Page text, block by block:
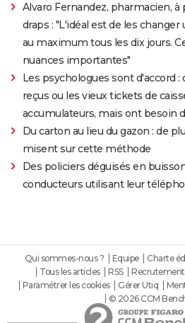
Alvaro Fernandez, pharmacien, à
draps : "L'idéal est de les
au maximum tous les dix jours.
nuances importantes"
Les psychologues sont d'accord
reçus ou les vieux tickets de
accumulateurs, mais ont besoin
Du carton au lieu du gazon : de
misent sur cette méthode
Des policiers déguisés en
conducteurs utilisant leur
Qui sommes-nous ? Equipe Charte
Tous les articles
RSS Recrutement
Paramétrer les cookies
Gérer Utiq
© 2026 CCM